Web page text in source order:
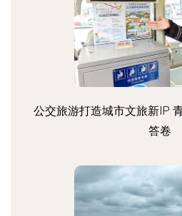
公交旅游打造城市文旅新IP
答卷